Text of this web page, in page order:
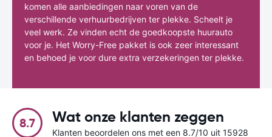
komen alle aanbiedingen naar voren van de
verschillende verhuurbedrijven ter plekke. Scheelt je
veel werk. Ze vinden echt de goedkoopste huurauto
voor je. Het Worry-Free pakket is ook zeer interessant
en behoed je voor dure extra verzekeringen ter plekke.
8.7 Wat onze klanten zeggen
Klanten beoordelen ons met een 8.7/10 uit 15928